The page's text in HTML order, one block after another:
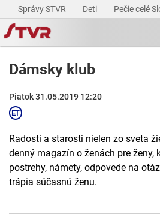
Správy STVR Deti Pečie celé
Dámsky klub
Piatok 31.05.2019 12:20
Radosti a starosti nielen zo sveta
denný magazín o ženách pre ženy,
postrehy, námety, odpovede na
trápia súčasnú ženu.